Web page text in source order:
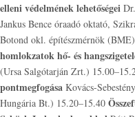
elleni védelmének lehetőségei
Jankus Bence óraadó oktató,
Botond okl. építészmérnök
homlokzatok hő- és
(Ursa Salgótarján Zrt.)
pontmegfogása Kovács-
Hungária Bt.) 15.20–15.40